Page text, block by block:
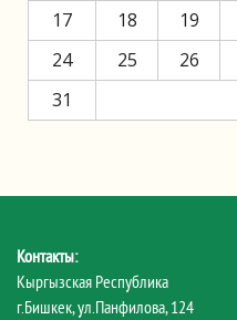
17
18 19
24
25 26
31
Контакты:
Кыргызская Республика
г.Бишкек, ул.Панфилова, 124